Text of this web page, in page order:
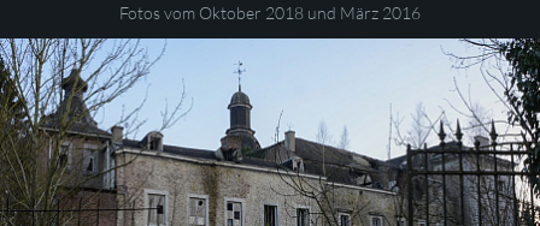
Fotos vom Oktober 2018 und März 2016